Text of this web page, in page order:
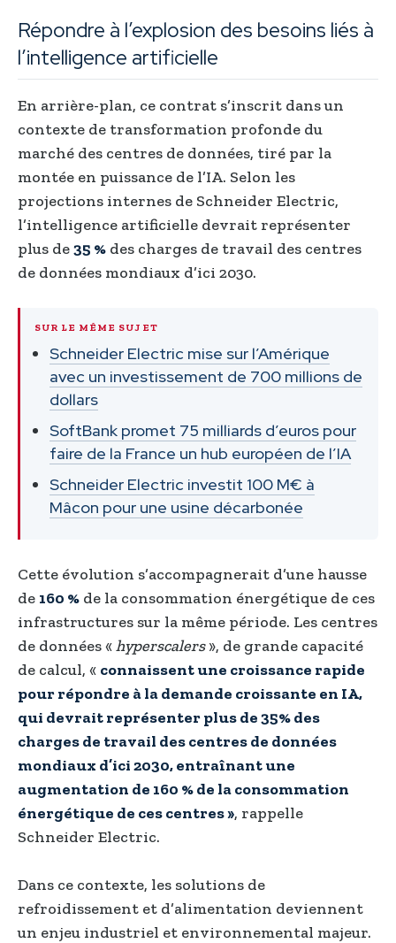
Répondre à l’explosion des besoins liés à
l’intelligence artificielle
En arrière-plan, ce contrat s’inscrit dans un
contexte de transformation profonde du
marché des centres de données, tiré par la
montée en puissance de l’IA. Selon les
projections internes de Schneider Electric,
l’intelligence artificielle devrait représenter
plus de35 % des charges de travail des centres
de données mondiaux d’ici 2030.
SUR LE MÊME SUJET
Schneider Electric mise sur l’Amérique
avec un investissement de 700 millions de
dollars
SoftBank promet 75 milliards d’euros pour
faire de la France un hub européen de l’IA
Schneider Electric investit 100 M€ à
Mâcon pour une usine décarbonée
Cette évolution s’accompagnerait d’une hausse
de 160 % de la consommation énergétique de ces
infrastructures sur la même période. Les centres
de données «hyperscalers», de grande capacité
de calcul, « connaissent une croissance rapide
pour répondre à la demande croissante en IA,
qui devrait représenter plus de 35% des
charges de travail des centres de données
mondiaux d’ici 2030, entraînant une
augmentation de 160 % de la consommation
énergétique de ces centres », rappelle
Schneider Electric.
Dans ce contexte, les solutions de
refroidissement et d’alimentation deviennent
un enjeu industriel et environnemental majeur.